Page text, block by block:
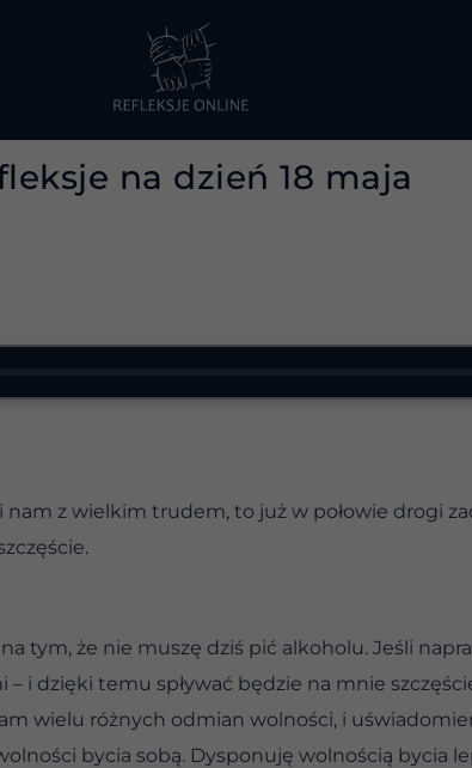
na dzień 18 maja
z wielkim trudem, to już w połowie drogi
tym, że nie muszę dziś pić alkoholu. Jeśli
i dzięki temu spływać będzie na mnie
wielu różnych odmian wolności, i
bycia sobą. Dysponuję wolnością bycia